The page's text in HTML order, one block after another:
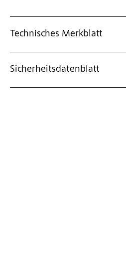
Technisches Merkblatt
Sicherheitsdatenblatt